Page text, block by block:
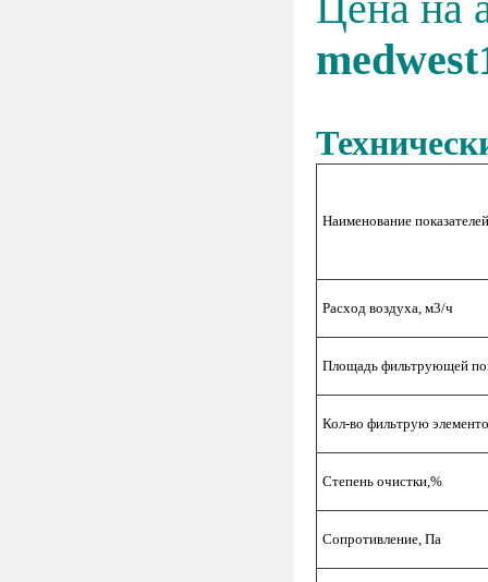
Наименование показателей
Расход воздуха, м3/ч
Площадь фильтрующей
Кол-во фильтрую
Степень очистки,%
Сопротивление, Па